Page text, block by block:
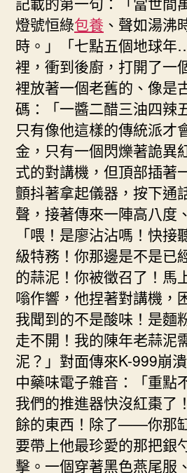
燈號恒綠包養 、聲如湯沸
時。」「七點五個地球
裡，衝到後廚，打開了一
裡放著一個老舊的、像是
碼：「一醬二醋三油四辣
只有像他這樣的傳統派才
金，只有一個閃爍著詭異
式的對講機，但頂部插著
顫抖著拿起儀器，按下
聲，接著傳來一陣高八度
「喂！是廖沾沾嗎！快
級特務！你那邊是不是已
的蒜泥！你被徵召了！馬
嗡作響，他捏著對講機，
我聞到的不是酸味！是麵
走不開！我的陳年老蒜泥
泥？」對面傳來K-999崩
中藥味電子雜音：「重點
我們的推進器快沒紅棗了
餘的東西！除了——你那
要帶上他最珍愛的那把銀
擊。一個穿著黑色燕尾服